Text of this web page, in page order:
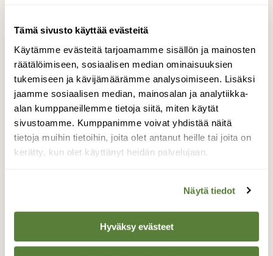
Tämä sivusto käyttää evästeitä
Käytämme evästeitä tarjoamamme sisällön ja mainosten
räätälöimiseen, sosiaalisen median ominaisuuksien
tukemiseen ja kävijämäärämme analysoimiseen. Lisäksi
jaamme sosiaalisen median, mainosalan ja analytiikka-
alan kumppaneillemme tietoja siitä, miten käytät
sivustoamme. Kumppanimme voivat yhdistää näitä
tietoja muihin tietoihin, joita olet antanut heille tai joita on
kerätty, kun olet käyttänyt heidän palvelujaan.
Näytä tiedot
Hyväksy evästeet
Valokuvaaja: Reijo Juurinen, Nuuksion
kansallispuisto Syyskuu